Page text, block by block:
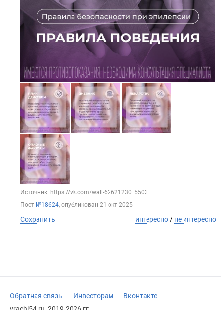
Источник: https://vk.com/wall-62621230_5503
Пост №18624, опубликован 21 окт 2025
Сохранить интересно / не интересно
Обратная связь Инвесторам
Вконтакте